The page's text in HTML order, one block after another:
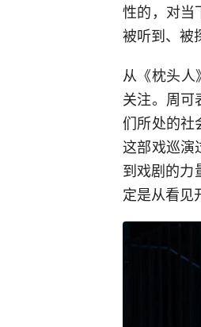
性的，对当
被听到、被
从《枕头人
关注。周可
们所处的社
这部戏巡演
到戏剧的力
定是从看见